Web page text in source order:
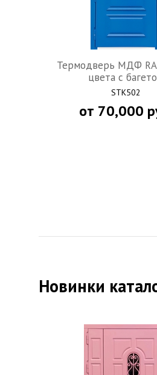
Термодверь МДФ
цвета с
STK502
от 70,000
Новинки